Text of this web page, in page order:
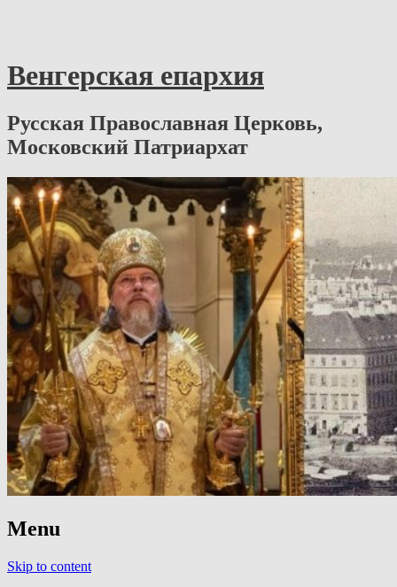
Венгерская епархия
Русская Православная Церковь,
Московский Патриархат
Menu
Skip to content